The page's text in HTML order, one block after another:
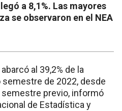
a 8,1%. Las mayores
se observaron en el NEA
al 39,2% de la
de 2022, desde
semestre previo, informó
de Estadística y